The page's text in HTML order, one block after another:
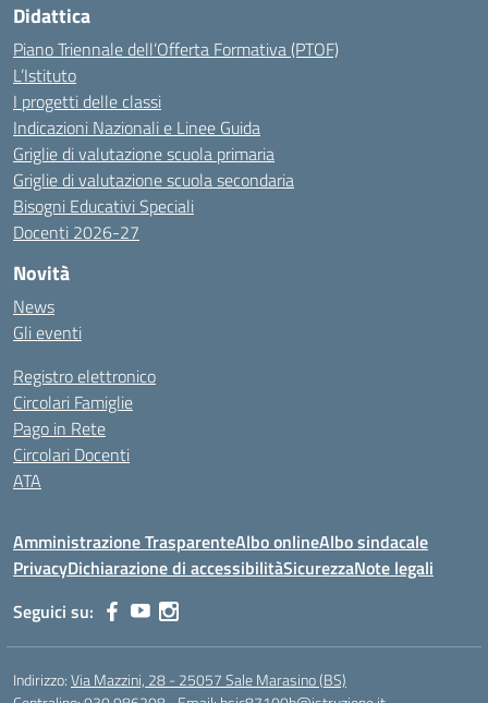
Didattica
Piano Triennale dell’Offerta Formativa (PTOF)
L’Istituto
I progetti delle classi
Indicazioni Nazionali e Linee Guida
Griglie di valutazione scuola primaria
Griglie di valutazione scuola secondaria
Bisogni Educativi Speciali
Docenti 2026-27
Novità
News
Gli eventi
Registro elettronico
Circolari Famiglie
Pago in Rete
Circolari Docenti
ATA
Amministrazione TrasparenteAlbo onlineAlbo sindacale
PrivacyDichiarazione di accessibilitàSicurezzaNote legali
Seguici su:
Indirizzo:Via Mazzini, 28 - 25057 Sale Marasino (BS)